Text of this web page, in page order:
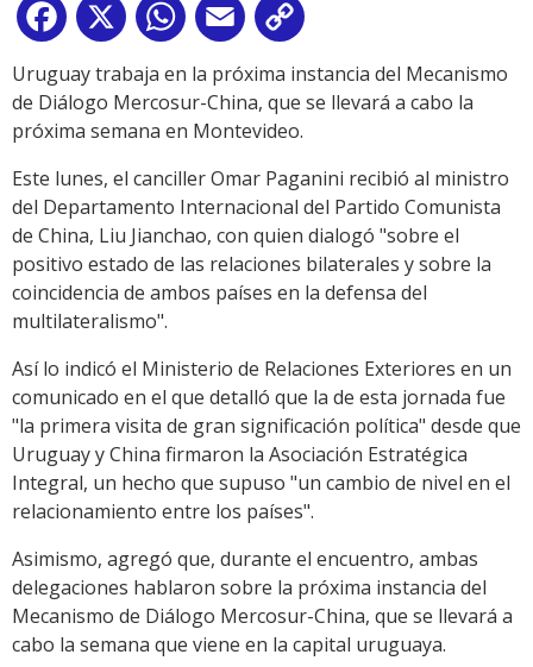
Facebook
X WhatsApp
Email
Link
Uruguay trabaja en la próxima instancia del Mecanismo
de Diálogo Mercosur-China, que se llevará a cabo la
próxima semana en Montevideo.
Este lunes, el canciller Omar Paganini recibió al ministro
del Departamento Internacional del Partido Comunista
de China, Liu Jianchao, con quien dialogó "sobre el
positivo estado de las relaciones bilaterales y sobre la
coincidencia de ambos países en la defensa del
multilateralismo".
Así lo indicó el Ministerio de Relaciones Exteriores en un
comunicado en el que detalló que la de esta jornada fue
"la primera visita de gran significación política" desde que
Uruguay y China firmaron la Asociación Estratégica
Integral, un hecho que supuso "un cambio de nivel en el
relacionamiento entre los países".
Asimismo, agregó que, durante el encuentro, ambas
delegaciones hablaron sobre la próxima instancia del
Mecanismo de Diálogo Mercosur-China, que se llevará a
cabo la semana que viene en la capital uruguaya.